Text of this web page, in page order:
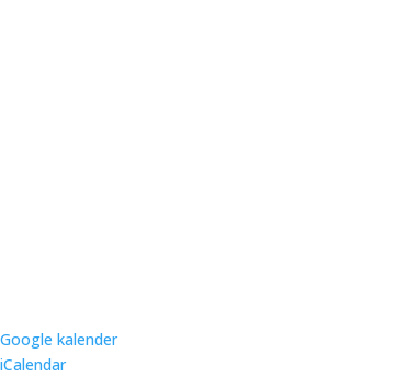
Google kalender
iCalendar